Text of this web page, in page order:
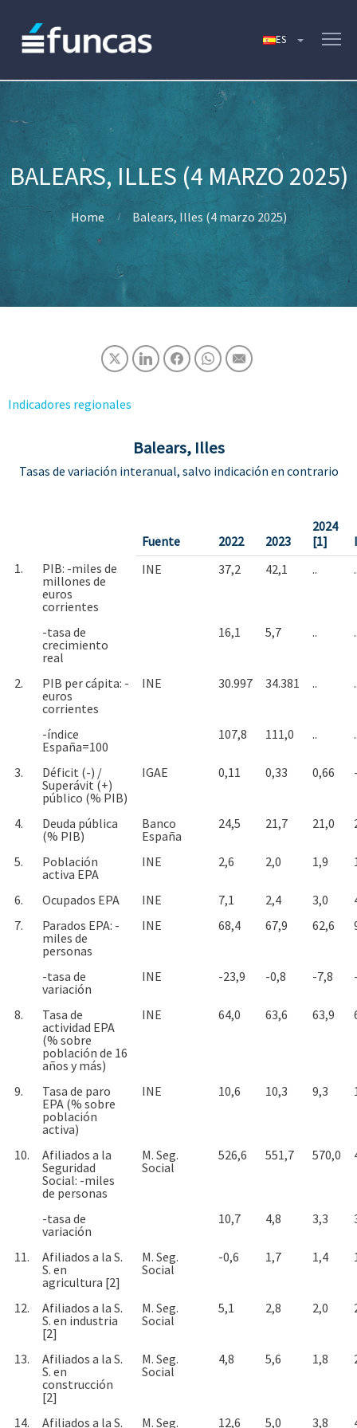
BALEARS, ILLES (4 MARZO 2025)
Home Balears, Illes (4 marzo 2025)
Indicadores regionales
Balears, Illes
Tasas de variación interanual, salvo indicación en contrario
Fuente 2022 2023
2024
[1]
1.
PIB: -miles de
millones de
euros
corrientes
INE 37,2 42,1 ..
-tasa de
crecimiento
real
16,1 5,7 ..
2.
PIB per cápita: -
euros
corrientes
INE 30.997 34.381 ..
-índice
España=100
107,8 111,0 ..
3.
Déficit (-) /
Superávit (+)
público (% PIB)
IGAE 0,11 0,33 0,66
4.
Deuda pública
(% PIB)
Banco
España
24,5 21,7 21,0
5.
Población
activa EPA
INE 2,6 2,0 1,9
6. Ocupados EPA INE 7,1 2,4 3,0
7.
Parados EPA: -
miles de
personas
INE 68,4 67,9 62,6
-tasa de
variación
INE -23,9 -0,8 -7,8
8.
Tasa de
actividad EPA
(% sobre
población de 16
años y más)
INE 64,0 63,6 63,9
9.
Tasa de paro
EPA (% sobre
población
activa)
INE 10,6 10,3 9,3
10.
Afiliados a la
Seguridad
Social: -miles
de personas
M. Seg.
Social
526,6 551,7 570,0
-tasa de
variación
10,7 4,8 3,3
11.
Afiliados a la S.
S. en
agricultura [2]
M. Seg.
Social
-0,6 1,7 1,4
12.
Afiliados a la S.
S. en industria
[2]
M. Seg.
Social
5,1 2,8 2,0
13.
Afiliados a la S.
S. en
construcción
[2]
M. Seg.
Social
4,8 5,6 1,8
14.
Afiliados a la S.
M. Seg.
12,6 5,0 3,8